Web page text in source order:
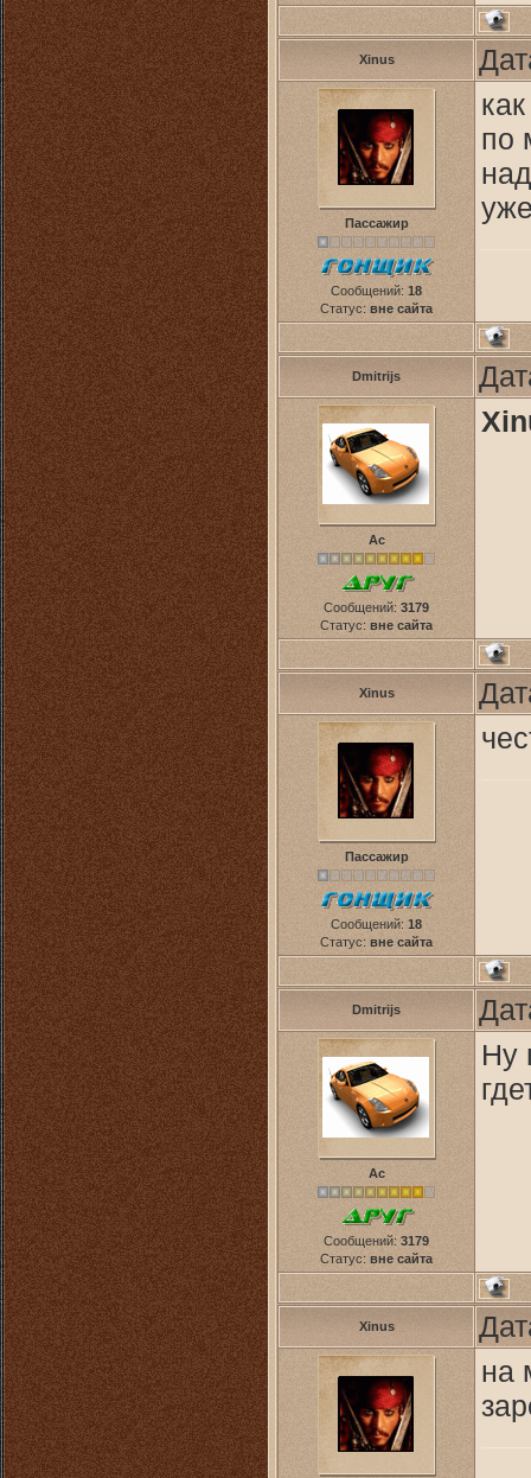
Xinus
Пассажир
Сообщений: 18
Статус: вне сайта
по
Dmitrijs
Ас
Сообщений: 3179
Статус: вне сайта
Xinus
Пассажир
Сообщений: 18
Статус: вне сайта
Dmitrijs
Ас
Сообщений: 3179
Статус: вне сайта
Ну
Xinus
на